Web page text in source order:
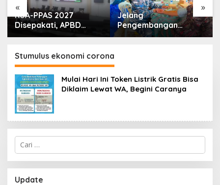
« »
KUA-PPAS 2027
Disepakati, APBD
Sampang Defisit Rp
Jelang
Pengembangan
Lapangan Hidayah,
Stumulus ekonomi corona
Mulai Hari Ini Token Listrik Gratis Bisa
Diklaim Lewat WA, Begini Caranya
Cari
untuk:
Update